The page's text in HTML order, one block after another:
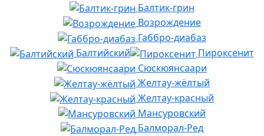
Балтик-грин
Возрождение
Габбро-диабаз
Балтийский
Пироксенит
Сюскюянсаари
Желтау-жёлтый
Желтау-красный
Мансуровский
Балморал-Ред